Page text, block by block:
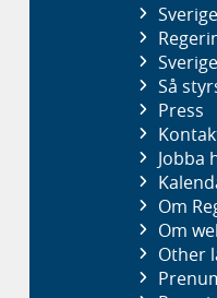
Så
Press
Jobba
Om
Om
Other